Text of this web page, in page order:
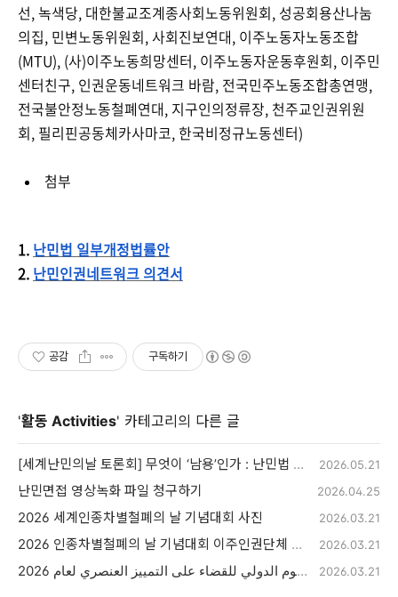
선, 녹색당, 대한불교조계종사회노동위원회, 성공회용산나눔
의집, 민변노동위원회, 사회진보연대, 이주노동자노동조합
(MTU), (사)이주노동희망센터, 이주노동자운동후원회, 이주민
센터친구, 인권운동네트워크 바람, 전국민주노동조합총연맹,
전국불안정노동철폐연대, 지구인의정류장, 천주교인권위원
회, 필리핀공동체카사마코, 한국비정규노동센터)
첨부
1. 난민법 일부개정법률안
2. 난민인권네트워크 의견서
공감 구독하기
'활동 Activities' 카테고리의 다른 글
[세계난민의날 토론회] 무엇이 ‘남용’인가 : 난민법 개정안의 문제점 2026.05.21
난민면접 영상녹화 파일 청구하기 2026.04.25
2026 세계인종차별철폐의 날 기념대회 사진 2026.03.21
2026 인종차별철폐의 날 기념대회 이주인권단체 선언문 2026.03.21
بيان منظمات حقوق المهاجرين في فعالية إحياء اليوم الدولي للقضاء على التمييز العنصري لعام 2026 2026.03.21